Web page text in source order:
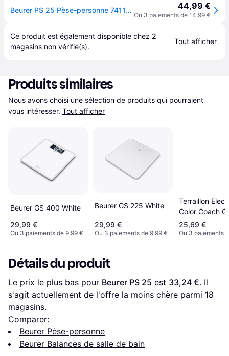
Beurer PS 25 Pèse-personne 74110 numérique Plage de pesée (max.)=180 kg blanc 44,99 €
Ou 3 paiements de 14,99 €
Ce produit est également disponible chez 2
magasins non vérifié(s).
Tout afficher
Produits similaires
Nous avons choisi une sélection de produits qui pourraient
vous intéresser. Tout afficher
Beurer GS 400 White
29,99 €
Ou 3 paiements de 9,99 €
Beurer GS 225 White
29,99 €
Ou 3 paiements de 9,99 €
Terraillon
Color Coach
Gris
25,69 €
Ou 3 paiements
Détails du produit
Le prix le plus bas pour Beurer PS 25 est 33,24 €. Il
s'agit actuellement de l'offre la moins chère parmi 18
magasins.
Comparer:
Beurer Pèse-personne
Beurer Balances de salle de bain